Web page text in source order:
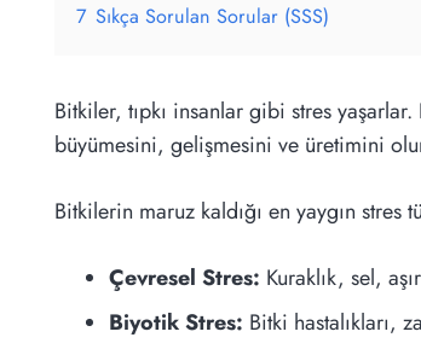
7 Sıkça Sorulan Sorular (SSS)
Bitkiler, tıpkı insanlar gibi stres
büyümesini, gelişmesini ve üretimini
Bitkilerin maruz kaldığı en yaygın stres
Çevresel Stres: Kuraklık, sel,
Biyotik Stres: Bitki hastalıkları,